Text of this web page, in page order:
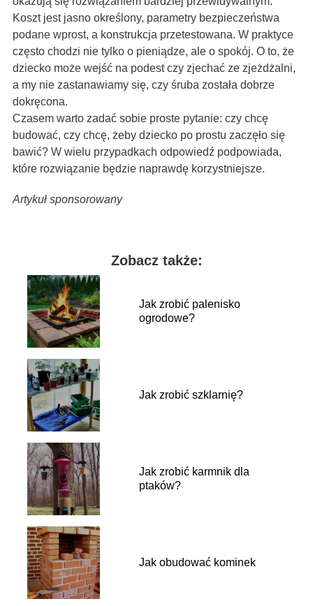
Koszt jest jasno określony, parametry bezpieczeństwa
podane wprost, a konstrukcja przetestowana. W praktyce
często chodzi nie tylko o pieniądze, ale o spokój. O to, że
dziecko może wejść na podest czy zjechać ze zjeżdżalni,
a my nie zastanawiamy się, czy śruba została dobrze
dokręcona.
Czasem warto zadać sobie proste pytanie: czy chcę
budować, czy chcę, żeby dziecko po prostu zaczęło się
bawić? W wielu przypadkach odpowiedź podpowiada,
które rozwiązanie będzie naprawdę korzystniejsze.
Artykuł sponsorowany
Zobacz także:
Jak zrobić palenisko
ogrodowe?
Jak zrobić szklarnię?
Jak zrobić karmnik dla
ptaków?
Jak obudować kominek